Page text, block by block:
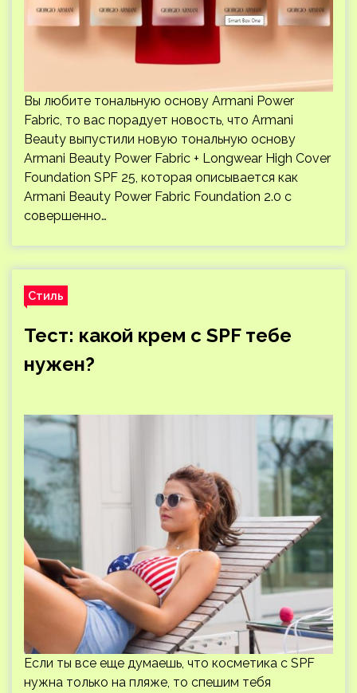
Вы любите тональную основу Armani Power
Fabric, то вас порадует новость, что Armani
Beauty выпустили новую тональную основу
Armani Beauty Power Fabric + Longwear High Cover
Foundation SPF 25, которая описывается как
Armani Beauty Power Fabric Foundation 2.0 с
совершенно…
Стиль
Тест: какой крем с SPF тебе
нужен?
Если ты все еще думаешь, что косметика с SPF
нужна только на пляже, то спешим тебя